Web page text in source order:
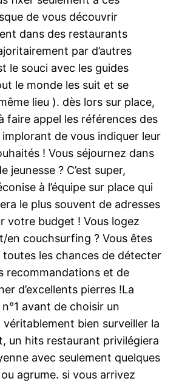
de vous découvrir
dans des restaurants
par d’autres
le souci avec les guides
le monde les suit et se
lieu ). dès lors sur place,
faire appel les références des
de vous indiquer leur
! Vous séjournez dans
jeunesse ? C’est super,
à l’équipe sur place qui
le plus souvent de adresses
votre budget ! Vous logez
en couchsurfing ? Vous êtes
toutes les chances de détecter
recommandations et de
d’excellents pierres !La
avant de choisir un
bien surveiller la
un hits restaurant privilégiera
avec seulement quelques
agrume. si vous arrivez